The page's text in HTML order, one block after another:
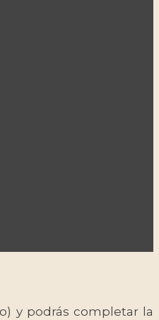
y podrás completar la